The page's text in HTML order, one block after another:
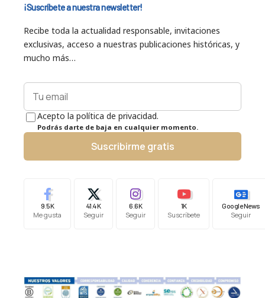
¡Suscríbete a nuestra newsletter!
Recibe toda la actualidad responsable, invitaciones
exclusivas, acceso a nuestras publicaciones históricas, y
mucho más…
Acepto la política de privacidad.
Podrás darte de baja en cualquier momento.
Suscribirme gratis
9.5K
Me gusta
41.4K
Seguir
6.6K
Seguir
1K
Suscríbete
Google News
Seguir